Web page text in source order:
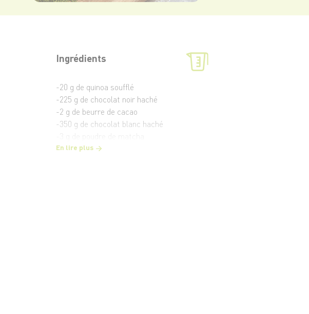
Ingrédients
-20 g de quinoa soufflé
-225 g de chocolat noir haché
-2 g de beurre de cacao
-350 g de chocolat blanc haché
En lire plus